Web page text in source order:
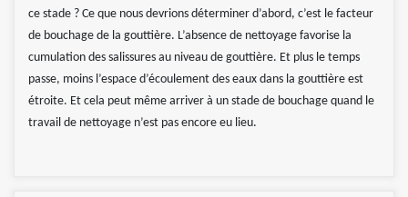
ce stade ? Ce que nous devrions déterminer d’abord, c’est le facteur
de bouchage de la gouttière. L’absence de nettoyage favorise la
cumulation des salissures au niveau de gouttière. Et plus le temps
passe, moins l’espace d’écoulement des eaux dans la gouttière est
étroite. Et cela peut même arriver à un stade de bouchage quand le
travail de nettoyage n’est pas encore eu lieu.